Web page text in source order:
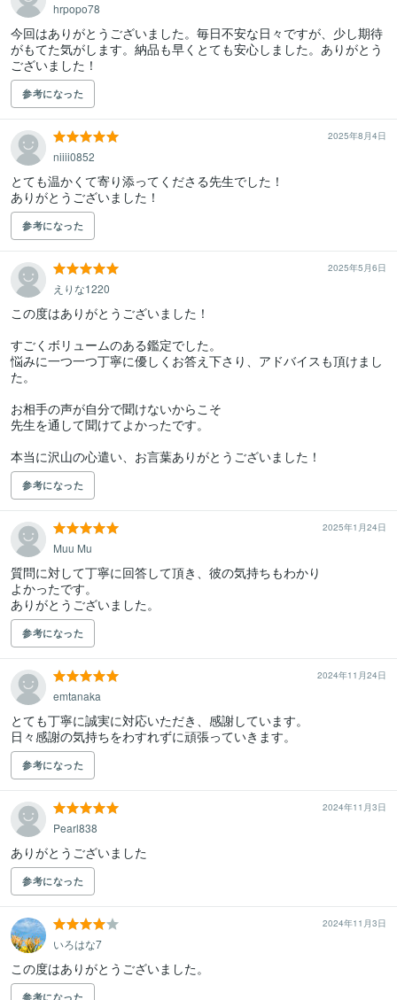
hrpopo78
今回はありがとうございました。毎日不安な日々ですが、少し期待
がもてた気がします。納品も早くとても安心しました。ありがとう
ございました！
参考になった
2025年8月4日
niiii0852
とても温かくて寄り添ってくださる先生でした！
ありがとうございました！
参考になった
2025年5月6日
えりな1220
この度はありがとうございました！
すごくボリュームのある鑑定でした。
悩みに一つ一つ丁寧に優しくお答え下さり、アドバイスも頂けまし
た。
お相手の声が自分で聞けないからこそ
先生を通して聞けてよかったです。
本当に沢山の心遣い、お言葉ありがとうございました！
参考になった
2025年1月24日
Muu Mu
質問に対して丁寧に回答して頂き、彼の気持ちもわかり
よかったです。
ありがとうございました。
参考になった
2024年11月24日
emtanaka
とても丁寧に誠実に対応いただき、感謝しています。
日々感謝の気持ちをわすれずに頑張っていきます。
参考になった
2024年11月3日
Pearl838
ありがとうございました
参考になった
2024年11月3日
いろはな7
この度はありがとうございました。
参考になった